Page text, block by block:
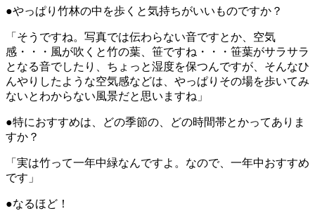
●やっぱり竹林の中を歩くと気持ちがいいものですか？
「そうですね。写真では伝わらない音ですとか、空気
感・・・風が吹くと竹の葉、笹ですね・・・笹葉がサラサラ
となる音でしたり、ちょっと湿度を保つんですが、そんなひ
んやりしたような空気感などは、やっぱりその場を歩いてみ
ないとわからない風景だと思いますね」
●特におすすめは、どの季節の、どの時間帯とかってありま
すか？
「実は竹って一年中緑なんですよ。なので、一年中おすすめ
です」
●なるほど！